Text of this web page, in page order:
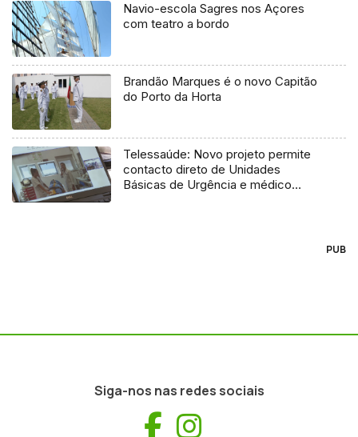
Navio-escola Sagres nos Açores
com teatro a bordo
Brandão Marques é o novo Capitão
do Porto da Horta
Telessaúde: Novo projeto permite
contacto direto de Unidades
Básicas de Urgência e médico
PUB
Siga-nos nas redes sociais
Facebook